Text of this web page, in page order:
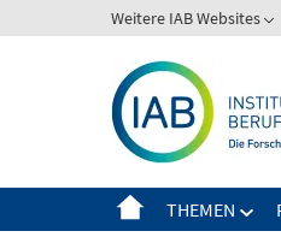
zum
Weitere IAB Websites
THEMEN